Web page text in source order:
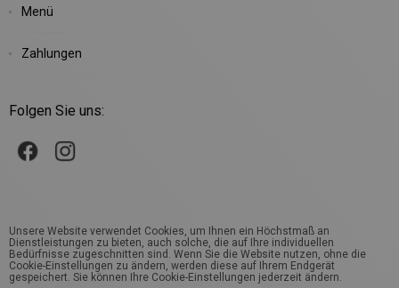
Menü
Zahlungen
Folgen Sie uns:
Unsere Website verwendet Cookies, um Ihnen ein Höchstmaß an
Dienstleistungen zu bieten, auch solche, die auf Ihre individuellen
Bedürfnisse zugeschnitten sind. Wenn Sie die Website nutzen, ohne die
Cookie-Einstellungen zu ändern, werden diese auf Ihrem Endgerät
gespeichert. Sie können Ihre Cookie-Einstellungen jederzeit ändern.